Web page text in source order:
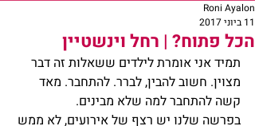
הכל פתוח? | רחל וינשטיין
Roni Ayalon
11 ביוני 2017
תמיד אני אומרת לילדים ששאלות זה דבר
מצוין. חשוב להבין, לברר. להתחבר. מאד
קשה להתחבר למה שלא מבינים.
בפרשה שלנו יש רצף של אירועים, לא ממש